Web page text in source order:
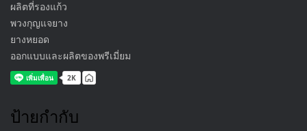
ผลิตที่รองแก้ว
พวงกุญแจยาง
ยางหยอด
ออกแบบและผลิตของพรีเมี่ยม
ป้ายกำกับ